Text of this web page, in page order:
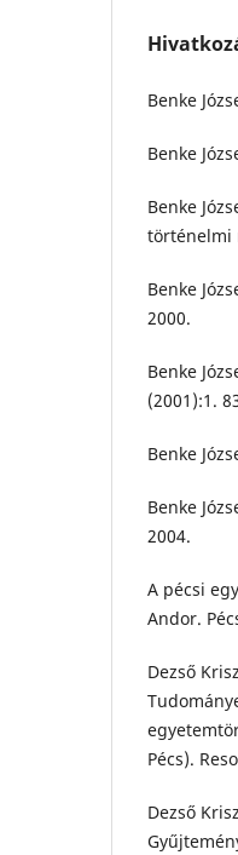
Benke
Benke
Benke
történelmi
Benke
2000.
Benke
(2001):1.
Benke
Benke
2004.
A pécsi
Andor.
Dezső
Pécs).
Dezső